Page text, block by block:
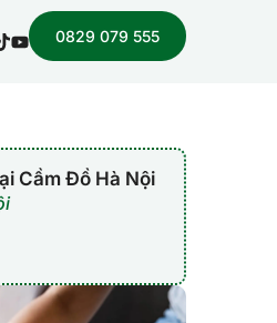
0829 079 555
Cầm Đồ Hà Nội